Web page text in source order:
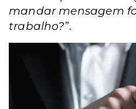
mandar mensagem
trabalho?”.